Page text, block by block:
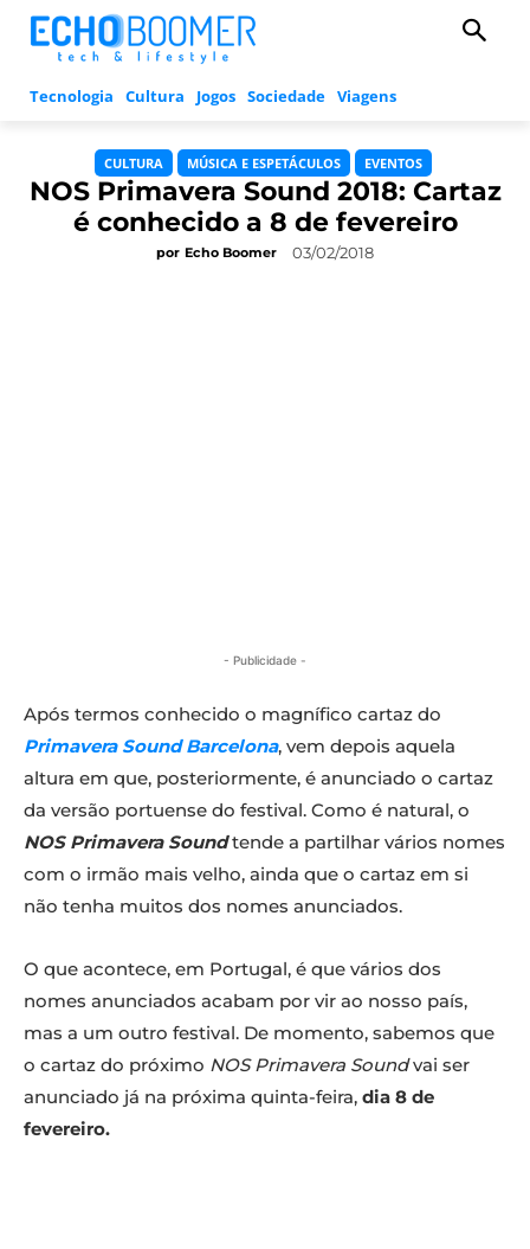
Tecnologia Cultura Jogos Sociedade Viagens
CULTURA MÚSICA E ESPETÁCULOS EVENTOS
NOS Primavera Sound 2018: Cartaz
é conhecido a 8 de fevereiro
por Echo Boomer 03/02/2018
- Publicidade -
Após termos conhecido o magnífico cartaz do
Primavera Sound Barcelona, vem depois aquela
altura em que, posteriormente, é anunciado o cartaz
da versão portuense do festival. Como é natural, o
NOS Primavera Soundtende a partilhar vários nomes
com o irmão mais velho, ainda que o cartaz em si
não tenha muitos dos nomes anunciados.
O que acontece, em Portugal, é que vários dos
nomes anunciados acabam por vir ao nosso país,
mas a um outro festival. De momento, sabemos que
o cartaz do próximo NOS Primavera Soundvai ser
anunciado já na próxima quinta-feira, dia 8 de
fevereiro.